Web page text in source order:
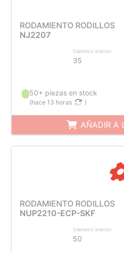
RODAMIENTO RODILLOS
NJ2207
Diámetro interior
35
50+ piezas en stock
(hace 13 horas )
AÑADIR A
RODAMIENTO RODILLOS
NUP2210-ECP-SKF
Diámetro interior
50